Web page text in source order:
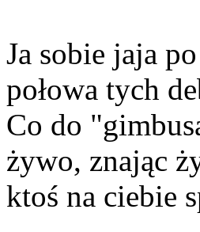
Ja sobie jaja
połowa tych
Co do
żywo, znając
ktoś na ciebie